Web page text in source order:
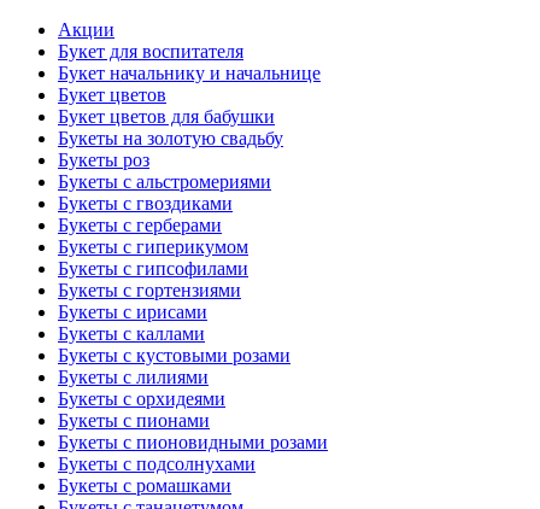
Акции
Букет для воспитателя
Букет начальнику и начальнице
Букет цветов
Букет цветов для бабушки
Букеты на золотую свадьбу
Букеты роз
Букеты с альстромериями
Букеты с гвоздиками
Букеты с герберами
Букеты с гиперикумом
Букеты с гипсофилами
Букеты с гортензиями
Букеты с ирисами
Букеты с каллами
Букеты с кустовыми розами
Букеты с лилиями
Букеты с орхидеями
Букеты с пионами
Букеты с пионовидными розами
Букеты с подсолнухами
Букеты с ромашками